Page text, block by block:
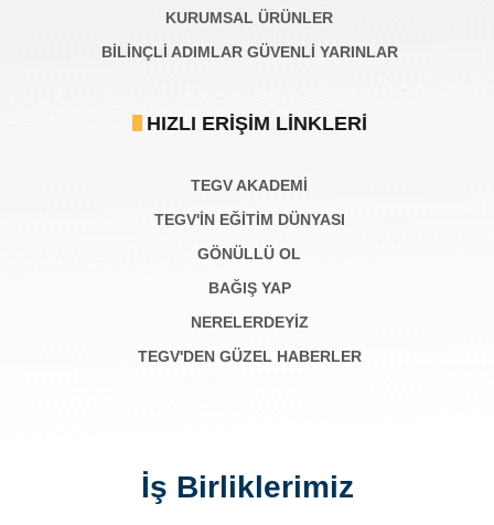
KURUMSAL ÜRÜNLER
BILINÇLI ADIMLAR GÜVENLI YARINLAR
HIZLI ERIŞIM LINKLERI
TEGV AKADEMI
TEGV'İN EĞİTİM DÜNYASI
GÖNÜLLÜ OL
BAĞIŞ YAP
NERELERDEYİZ
TEGV'DEN GÜZEL HABERLER
İş Birliklerimiz